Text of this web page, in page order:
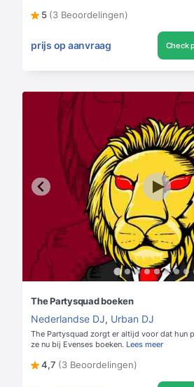
5 (3 Beoordelingen)
prijs op aanvraag Check
The Partysquad boeken
Nederlandse DJ, Urban DJ
The Partysquad zorgt er altijd voor dat hun
ze nu bij Evenses boeken. Lees meer
4,7 (3 Beoordelingen)